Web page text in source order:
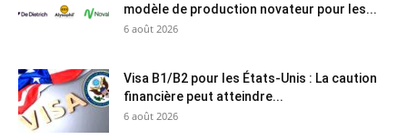
modèle de production novateur pour les...
6 août 2026
Visa B1/B2 pour les États-Unis : La caution
financière peut atteindre...
6 août 2026